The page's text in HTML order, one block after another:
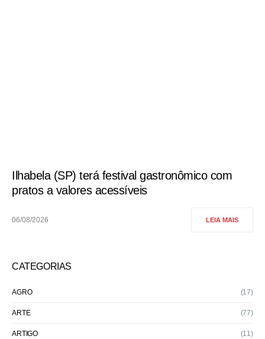
Ilhabela (SP) terá festival gastronômico com
pratos a valores acessíveis
06/08/2026 LEIA MAIS
CATEGORIAS
AGRO (17)
ARTE (77)
ARTIGO (11)